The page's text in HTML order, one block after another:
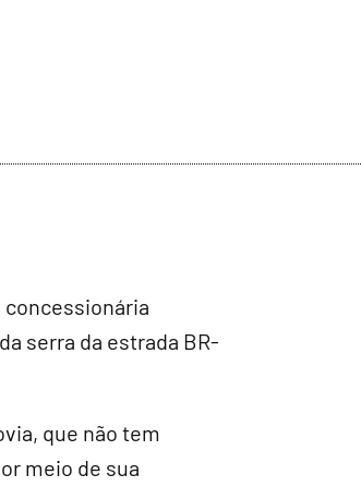
concessionária
serra da estrada BR-
que não tem
meio de sua